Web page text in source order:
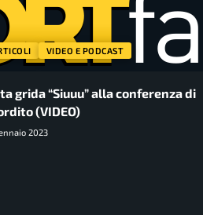
VIDEO E PODCAST
grida “Siuuu” alla conferenza di
(VIDEO)
2023